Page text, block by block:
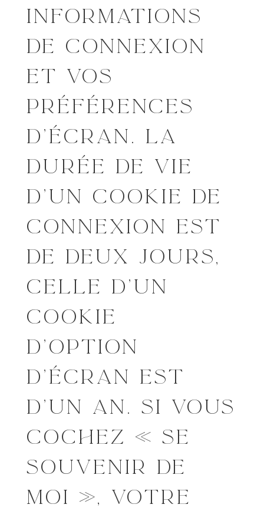
INFORMATIONS
DE CONNEXION
ET VOS
PRÉFÉRENCES
D’ÉCRAN. LA
DURÉE DE VIE
D’UN COOKIE DE
CONNEXION EST
DE DEUX JOURS,
CELLE D’UN
COOKIE
D’OPTION
D’ÉCRAN EST
D’UN AN. SI VOUS
COCHEZ « SE
SOUVENIR DE
MOI », VOTRE